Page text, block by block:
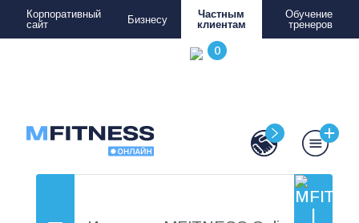
Корпоративный
сайт
Бизнесу
Частным
клиентам
Обучение
тренеров